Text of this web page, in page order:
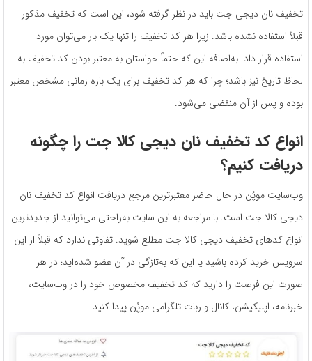
تخفیف نان دیجی جت باید در نظر گرفته شود، این است که تخفیف مذکور
قبلاً استفاده نشده باشد. زیرا هر کد تخفیف را تنها یک ‌بار می‌توان مورد
‌استفاده قرار داد. به‌اضافه این ‌که حتماً حواستان به معتبر بودن کد تخفیف به
لحاظ تاریخ نیز باشد؛ چرا که هر کد تخفیف برای یک بازه زمانی مشخص معتبر
بوده و پس از آن منقضی می‌شود.
انواع کد تخفیف نان دیجی کالا جت را چگونه
دریافت کنیم؟
وب‌سایت موپُن در حال حاضر معتبرترین مرجع دریافت انواع کد تخفیف نان
دیجی کالا جت است. با مراجعه به این سایت به‌راحتی می‌توانید از جدیدترین
انواع کدهای تخفیف دیجی کالا جت مطلع شوید. تفاوتی ندارد که قبلاً از این
سرویس خرید کرده باشید یا این که به‌تازگی در آن عضو شده‌اید؛ در هر
صورت این فرصت را دارید که کد تخفیف مخصوص خود را در وب‌سایت،
خبرنامه، اپلیکیشن، کانال و ربات تلگرامی موپُن پیدا کنید.